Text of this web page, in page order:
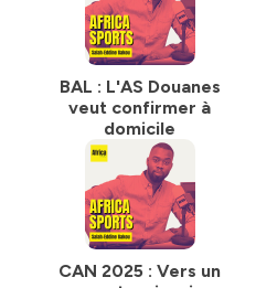
BAL : L'AS Douanes
veut confirmer à
domicile
CAN 2025 : Vers un